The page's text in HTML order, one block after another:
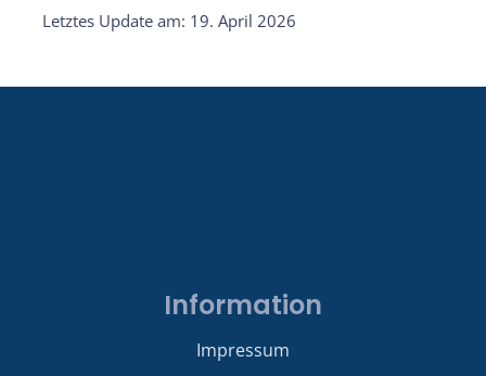
Letztes Update am: 19. April 2026
Information
Impressum